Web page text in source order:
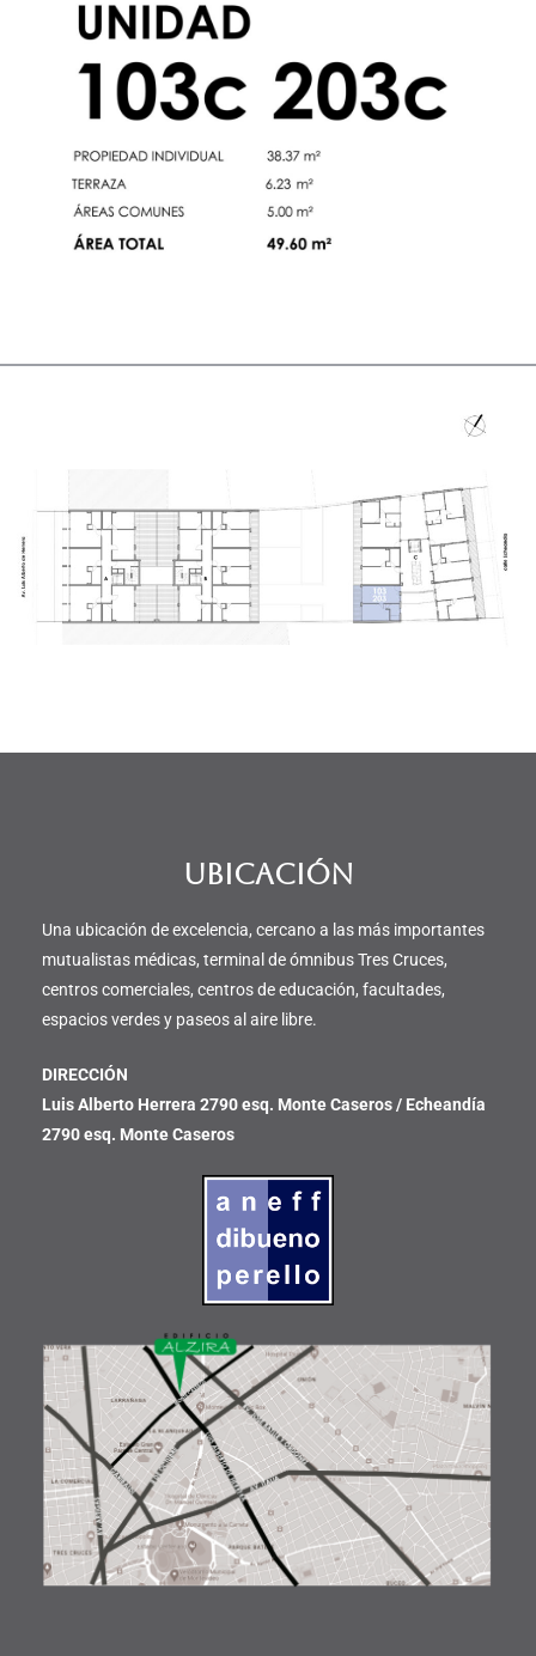
UBICACIÓN
Una ubicación de excelencia, cercano a las más importantes
mutualistas médicas, terminal de ómnibus Tres Cruces,
centros comerciales, centros de educación, facultades,
espacios verdes y paseos al aire libre.
DIRECCIÓN
Luis Alberto Herrera 2790 esq. Monte Caseros / Echeandía
2790 esq. Monte Caseros